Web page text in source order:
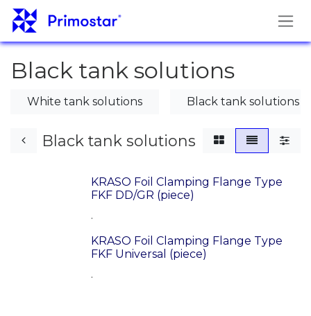
Перейти к содержимому
Black tank solutions
White tank solutions Black tank solutions
Black tank solutions
KRASO Foil Clamping Flange Type
FKF DD/GR (piece)
.
KRASO Foil Clamping Flange Type
FKF Universal (piece)
.